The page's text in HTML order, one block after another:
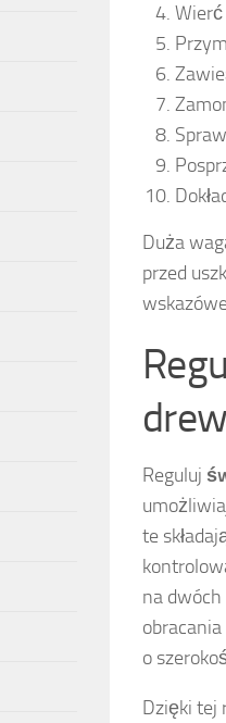
Duża
przed
Reguluj
te
na dwóch
o
Dzięki tej